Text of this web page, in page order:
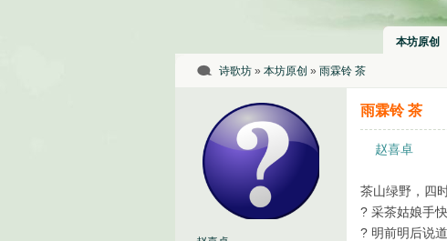
本坊原创
诗歌坊 » 本坊原创 » 雨霖铃 茶
雨霖铃 茶
赵喜卓
茶山绿野，四
? 采茶姑娘手
? 明前明后说